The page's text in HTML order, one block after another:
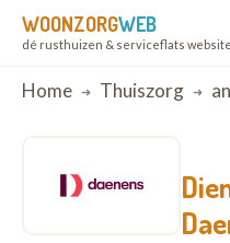
WOONZORGWEB
dé rusthuizen & serviceflats website
Breadcrumb
Home Thuiszorg